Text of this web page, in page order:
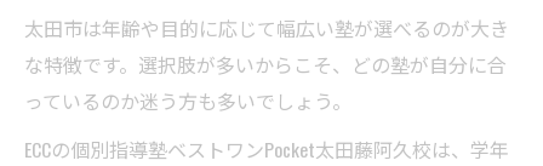
太田市は年齢や目的に応じて幅広い塾が選べるのが大き
な特徴です。選択肢が多いからこそ、どの塾が自分に合
っているのか迷う方も多いでしょう。
ECCの個別指導塾ベストワンPocket太田藤阿久校は、学年